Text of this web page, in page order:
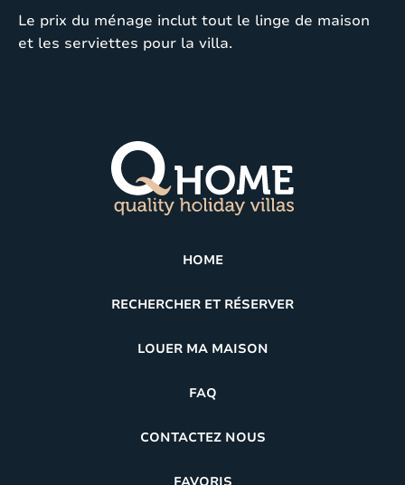
Le prix du ménage inclut tout le linge de maison
et les serviettes pour la villa.
HOME
RECHERCHER ET RÉSERVER
LOUER MA MAISON
FAQ
CONTACTEZ NOUS
FAVORIS